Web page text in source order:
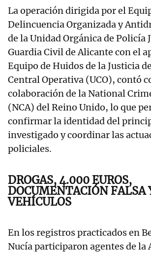
La operación dirigida por el
Delincuencia Organizada y
de la Unidad Orgánica de Policía
Guardia Civil de Alicante con el
Equipo de Huidos de la Justicia
Central Operativa (UCO), contó
colaboración de la National
(NCA) del Reino Unido, lo que
confirmar la identidad del
investigado y coordinar las
policiales.
DROGAS, 4.000 EUROS,
DOCUMENTACIÓN FALSA
VEHÍCULOS
En los registros practicados en
Nucía participaron agentes de la